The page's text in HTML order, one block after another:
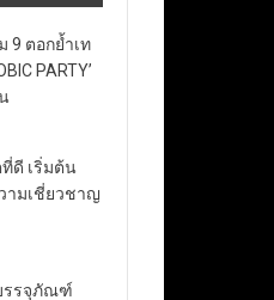
9 ตอกย้ำเท
PARTY’
ดี เริ่มต้น
ามเชี่ยวชาญ
บรรจุภัณฑ์